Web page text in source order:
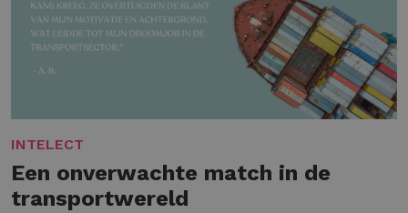
INTELECT
Een onverwachte match in de
transportwereld